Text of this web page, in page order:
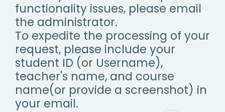
functionality issues, please email
the administrator.
To expedite the processing of your
request, please include your
student ID (or Username),
teacher's name, and course
name(or provide a screenshot) in
your email.